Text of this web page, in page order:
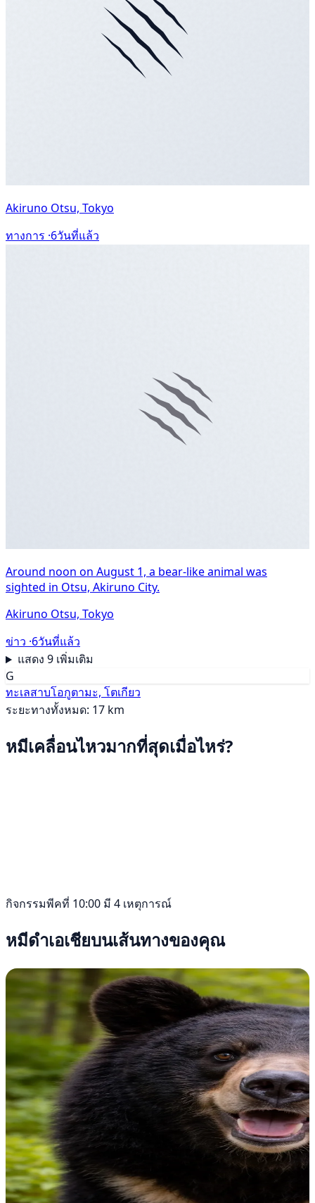
Akiruno Otsu, Tokyo
ทางการ ·6วันที่แล้ว
Around noon on August 1, a bear-like animal was
sighted in Otsu, Akiruno City.
Akiruno Otsu, Tokyo
ข่าว ·6วันที่แล้ว
แสดง 9 เพิ่มเติม
G
ทะเลสาบโอกูตามะ, โตเกียว
ระยะทางทั้งหมด: 17 km
หมีเคลื่อนไหวมากที่สุดเมื่อไหร่?
กิจกรรมพีคที่ 10:00 มี 4 เหตุการณ์
หมีดำเอเชียบนเส้นทางของคุณ